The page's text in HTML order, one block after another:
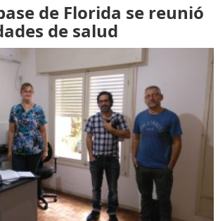
de Florida se reunió
de salud